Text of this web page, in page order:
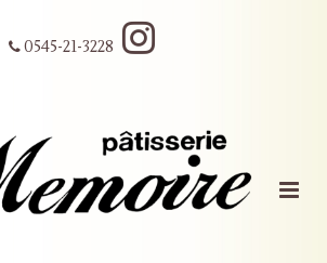
0545-21-3228